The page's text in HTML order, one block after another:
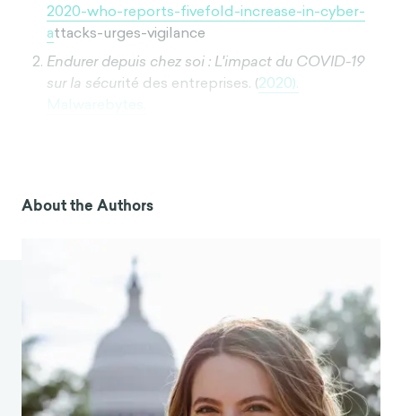
2020-who-reports-fivefold-increase-in-cyber-
attacks-urges-vigilance
Endurer depuis chez soi : L'impact du COVID-19
sur la sécurité des entreprises. (2020).
Malwarebytes.
Lukehart, A. (2022, 4 janvier).
statistics-data-and-trends/
Turton, W. et Mehrotra, K. (2021, 4 juin). Hackers
Breached Colonial Pipeline Using Compromised
Password. Bloomberg .
https://www.bloomberg.com/news/articles/2021
-06-04/hackers-breached-colonial-pipeline-
using-compromised-password
About the Authors